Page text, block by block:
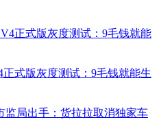
正式版灰度测试：9毛钱就能生